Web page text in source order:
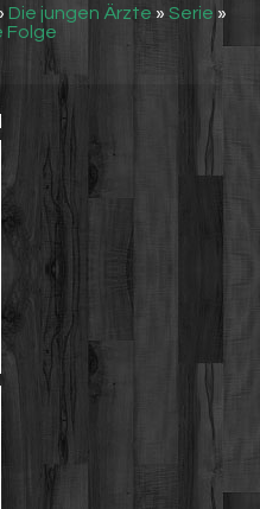
Die jungen Ärzte » Serie »
Folge